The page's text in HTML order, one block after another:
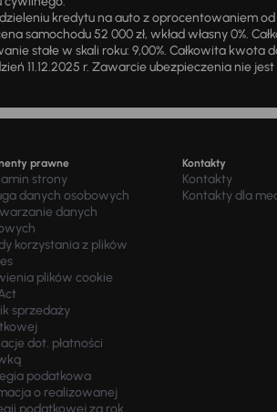
kredytu na auto z oprocentowaniem od
samochodu 52 000 zł, wkład własny 0%.
stałe w skali roku: 9,00%. Całkowita kwota
11.12.2025 r. Zawarcie ubezpieczenia nie
prawne
strony
danych osobowych
danych
korzystania z plików
plików cookie
sprzedaży
dot. płatności
podatkowa
o realizowanej
podatkowej za rok
Kontakty
Kontakty
Kontakty dla